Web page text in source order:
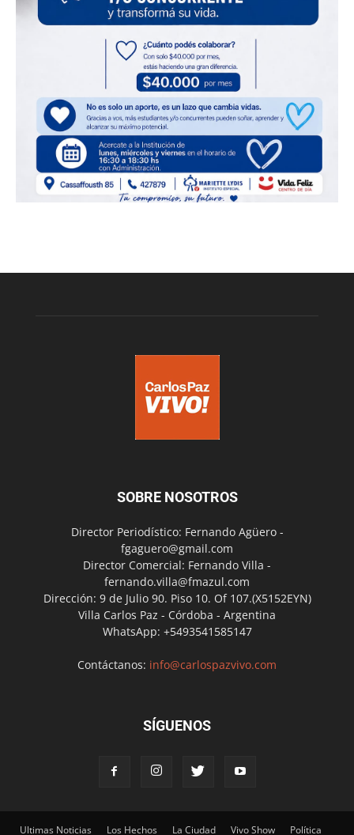
SOBRE NOSOTROS
Director Periodístico: Fernando Agüero -
fgaguero@gmail.com
Director Comercial: Fernando Villa -
fernando.villa@fmazul.com
Dirección: 9 de Julio 90. Piso 10. Of 107.(X5152EYN)
Villa Carlos Paz - Córdoba - Argentina
WhatsApp: +5493541585147
Contáctanos: info@carlospazvivo.com
SÍGUENOS
Ultimas Noticias Los Hechos La Ciudad Vivo Show Política